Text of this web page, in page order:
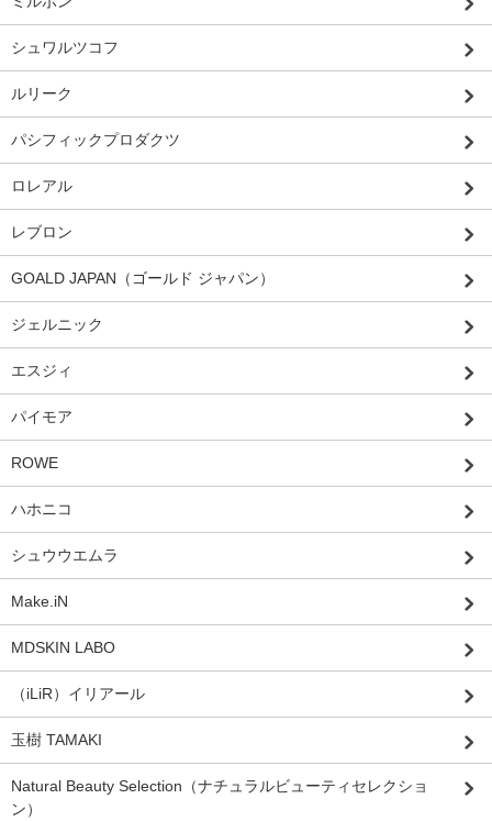
シュワルツコフ
ルリーク
パシフィックプロダクツ
ロレアル
レブロン
GOALD JAPAN（ゴールド ジャパン）
ジェルニック
エスジィ
パイモア
ROWE
ハホニコ
シュウウエムラ
Make.iN
MDSKIN LABO
（iLiR）イリアール
玉樹 TAMAKI
Natural Beauty Selection（ナチュラルビューティセレクショ
ン）